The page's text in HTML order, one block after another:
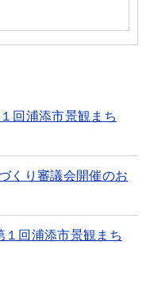
回浦添市景観まち
くり審議会開催のお
１回浦添市景観まち